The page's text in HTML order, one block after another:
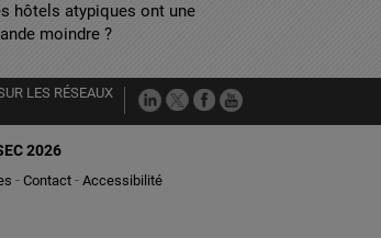
hôtels atypiques ont une
moindre ?
LES RÉSEAUX
2026
Contact Accessibilité